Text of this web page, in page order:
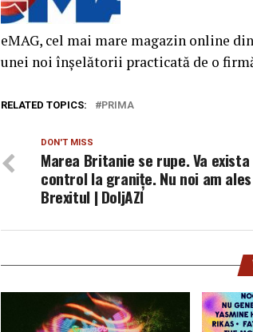
eMAG, cel mai mare magazin online
unei noi înșelătorii practicată de o
RELATED TOPICS: PRIMA
DON'T MISS
Marea Britanie se rupe. Va exista
control la granițe. Nu noi am ales
Brexitul | DoljAZI